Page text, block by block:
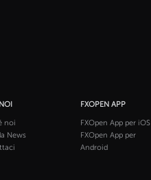
noi
News
FXOPEN APP
FXOpen App per iOS
FXOpen App per
Android